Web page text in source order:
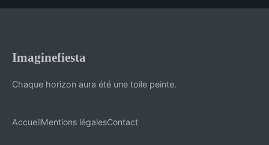
Imaginefiesta
Chaque horizon aura été une toile peinte.
AccueilMentions légalesContact